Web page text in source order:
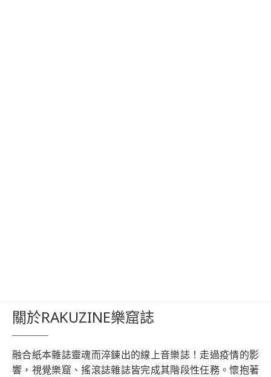
關於RAKUZINE樂窟誌
融合紙本雜誌靈魂而淬鍊出的線上音樂誌！走過疫情的影
響，視覺樂窟、搖滾誌雜誌皆完成其階段性任務。懷抱著